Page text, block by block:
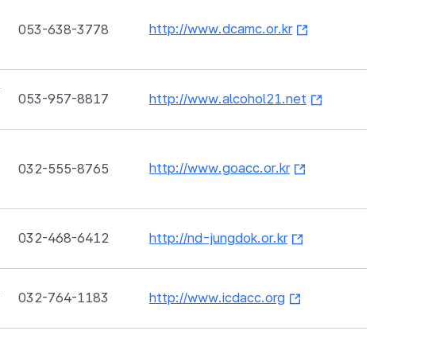
053-638-3778 http://www.dcamc.or.kr
053-957-8817 http://www.alcohol21.net
032-555-8765 http://www.goacc.or.kr
032-468-6412 http://nd-jungdok.or.kr
032-764-1183 http://www.icdacc.org